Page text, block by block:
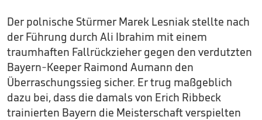
Der polnische Stürmer Marek Lesniak stellte nach
der Führung durch Ali Ibrahim mit einem
traumhaften Fallrückzieher gegen den verdutzten
Bayern-Keeper Raimond Aumann den
Überraschungssieg sicher. Er trug maßgeblich
dazu bei, dass die damals von Erich Ribbeck
trainierten Bayern die Meisterschaft verspielten